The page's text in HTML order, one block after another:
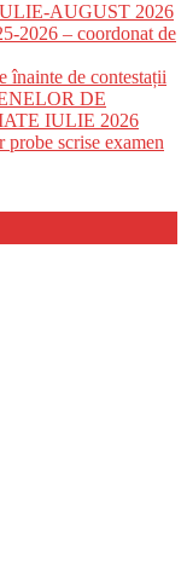
AUGUST 2026
2026 – coordonat de
înainte de contestații
DE
IULIE 2026
scrise examen